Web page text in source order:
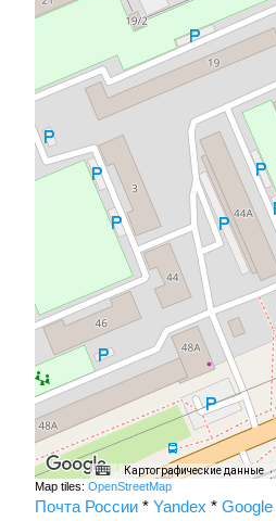
Картографические данные
Map tiles: OpenStreetMap
Почта России * Yandex * Google